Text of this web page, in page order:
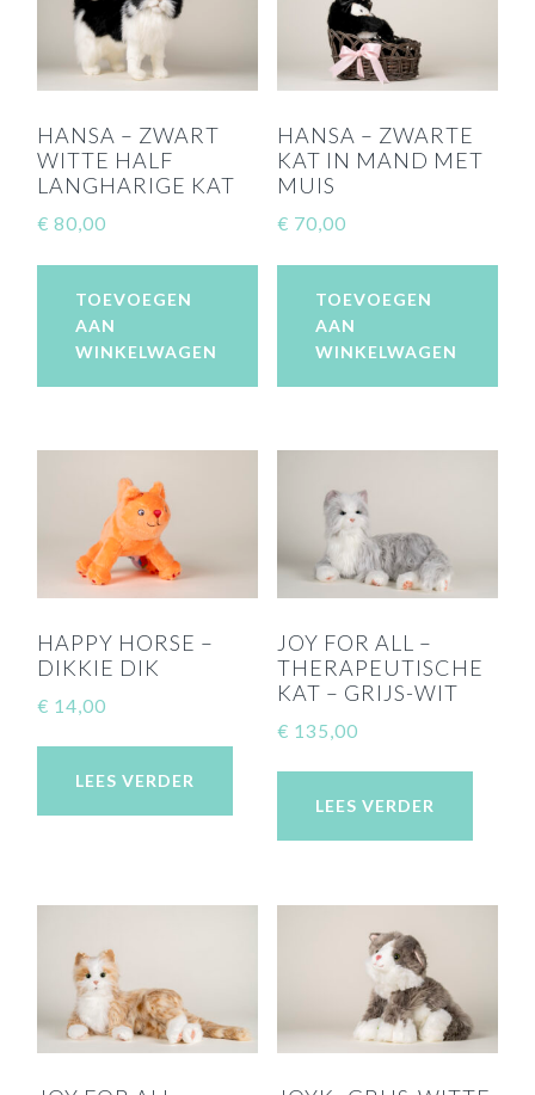
HANSA – ZWART
WITTE HALF
LANGHARIGE KAT
€ 80,00
TOEVOEGEN
AAN
WINKELWAGEN
HANSA – ZWARTE
KAT IN MAND MET
MUIS
€ 70,00
TOEVOEGEN
AAN
WINKELWAGEN
HAPPY HORSE –
DIKKIE DIK
€ 14,00
LEES VERDER
JOY FOR ALL –
THERAPEUTISCHE
KAT – GRIJS-WIT
€ 135,00
LEES VERDER